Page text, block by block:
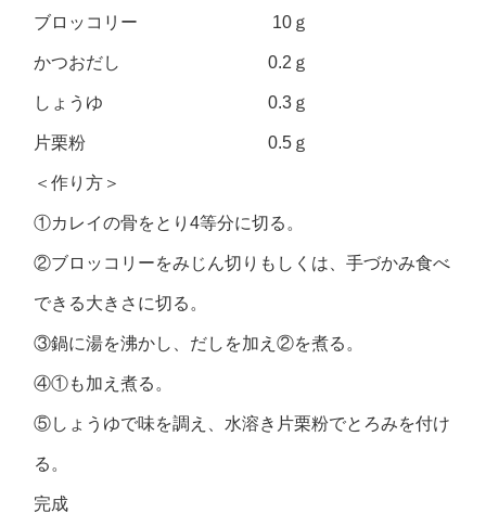
ブロッコリー 10ｇ
かつおだし 0.2ｇ
しょうゆ 0.3ｇ
片栗粉 0.5ｇ
＜作り方＞
①カレイの骨をとり4等分に切る。
②ブロッコリーをみじん切りもしくは、手づかみ食べ
できる大きさに切る。
③鍋に湯を沸かし、だしを加え②を煮る。
④①も加え煮る。
⑤しょうゆで味を調え、水溶き片栗粉でとろみを付け
る。
完成